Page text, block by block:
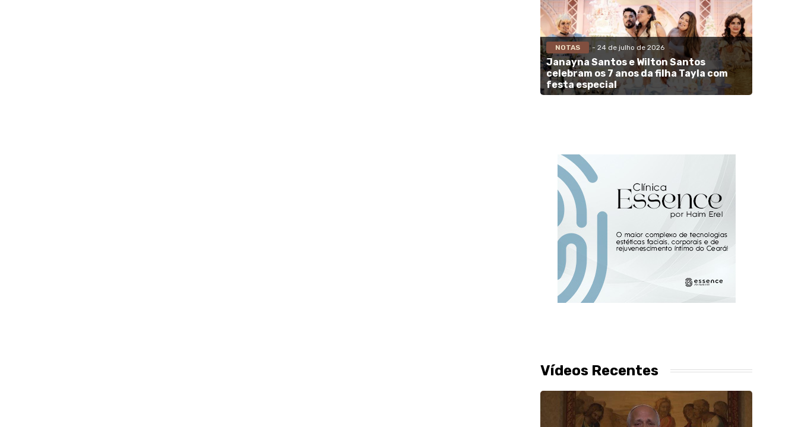
NOTAS - 24 de julho de 2026
Janayna Santos e Wilton Santos
celebram os 7 anos da filha Tayla com
festa especial
Vídeos Recentes